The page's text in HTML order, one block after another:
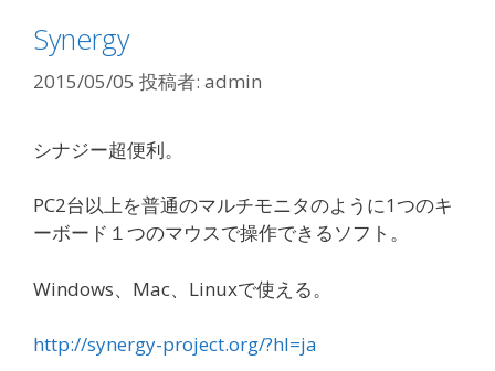
Synergy
2015/05/05 投稿者: admin
シナジー超便利。
PC2台以上を普通のマルチモニタのように1つのキ
ーボード１つのマウスで操作できるソフト。
Windows、Mac、Linuxで使える。
http://synergy-project.org/?hl=ja